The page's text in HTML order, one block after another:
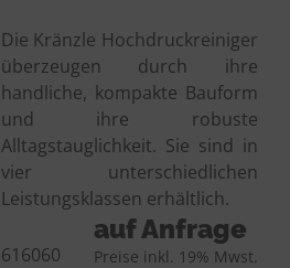
Die Kränzle Hochdruckreiniger
überzeugen durch ihre
handliche, kompakte Bauform
und ihre robuste
Alltagstauglichkeit. Sie sind in
vier unterschiedlichen
Leistungsklassen erhältlich.
616060
auf Anfrage
Preise inkl. 19% Mwst.